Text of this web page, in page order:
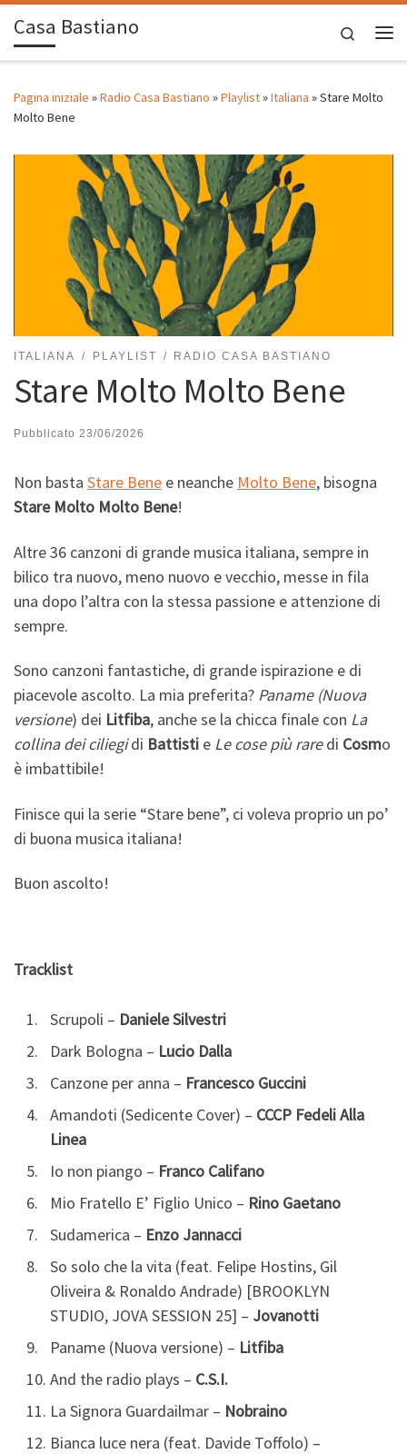
Passa al contenuto
Casa Bastiano
Search
Pagina iniziale »Radio Casa Bastiano »Playlist»Italiana »Stare Molto
Molto Bene
ITALIANA PLAYLIST RADIO CASA BASTIANO
Stare Molto Molto Bene
Pubblicato 23/06/2026
Non basta Stare Bene e neanche Molto Bene, bisogna
Stare Molto Molto Bene!
Altre 36 canzoni di grande musica italiana, sempre in
bilico tra nuovo, meno nuovo e vecchio, messe in fila
una dopo l’altra con la stessa passione e attenzione di
sempre.
Sono canzoni fantastiche, di grande ispirazione e di
piacevole ascolto. La mia preferita? Paname (Nuova
versione) dei Litfiba, anche se la chicca finale con La
collina dei ciliegidi Battisti e Le cose più raredi Cosmo
è imbattibile!
Finisce qui la serie “Stare bene”, ci voleva proprio un po’
di buona musica italiana!
Buon ascolto!
Tracklist
Scrupoli – Daniele Silvestri
Dark Bologna – Lucio Dalla
Canzone per anna – Francesco Guccini
Amandoti (Sedicente Cover) – CCCP Fedeli Alla
Linea
Io non piango – Franco Califano
Mio Fratello E’ Figlio Unico – Rino Gaetano
Sudamerica – Enzo Jannacci
So solo che la vita (feat. Felipe Hostins, Gil
Oliveira & Ronaldo Andrade) [BROOKLYN
STUDIO, JOVA SESSION 25] – Jovanotti
Paname (Nuova versione) – Litfiba
And the radio plays – C.S.I.
La Signora Guardailmar – Nobraino
Bianca luce nera (feat. Davide Toffolo) –